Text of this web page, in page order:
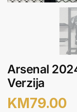
Arsenal
Verzija
KM79.00